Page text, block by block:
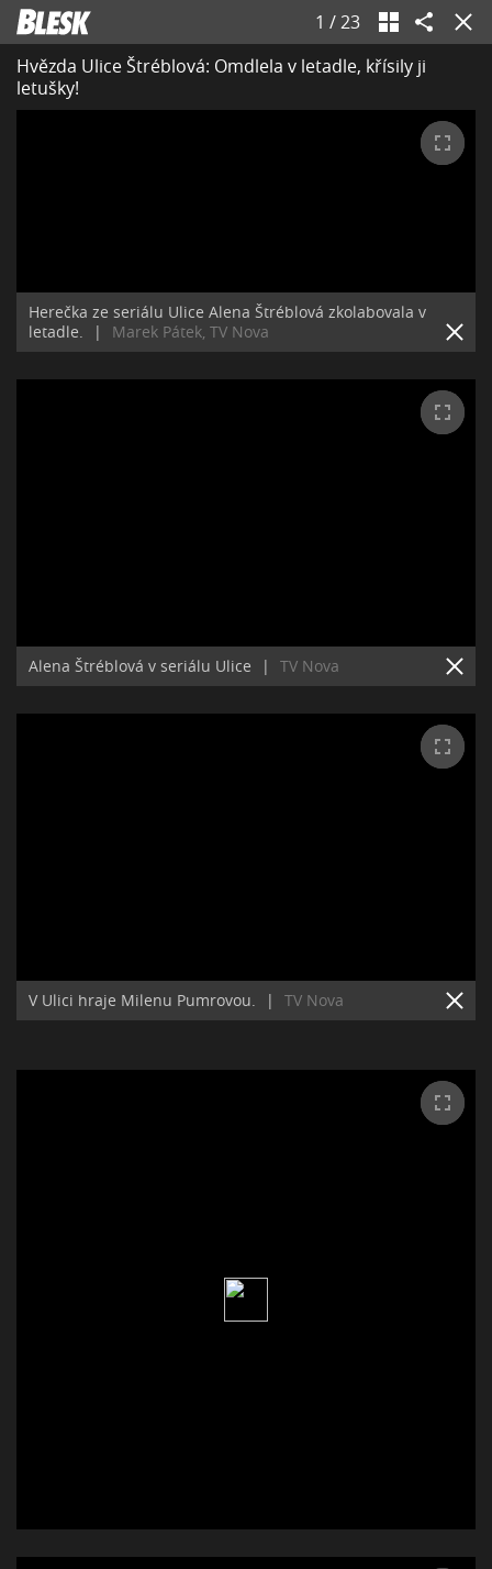
1 /23
Hvězda Ulice Štréblová: Omdlela v letadle, křísily ji
letušky!
Herečka ze seriálu Ulice Alena Štréblová zkolabovala v
letadle.
| Marek Pátek, TV Nova
Alena Štréblová v seriálu Ulice | TV Nova
V Ulici hraje Milenu Pumrovou. | TV Nova